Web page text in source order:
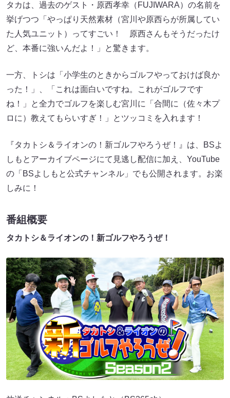
タカは、過去のゲスト・原西孝幸（FUJIWARA）の名前を
挙げつつ「やっぱり天然素材（宮川や原西らが所属してい
た人気ユニット）ってすごい！ 原西さんもそうだったけ
ど、本番に強いんだよ！」と驚きます。
一方、トシは「小学生のときからゴルフやっておけば良か
った！」、「これは面白いですね。これがゴルフです
ね！」と全力でゴルフを楽しむ宮川に「合間に（佐々木プ
ロに）教えてもらいすぎ！」とツッコミを入れます！
『タカトシ＆ライオンの！新ゴルフやろうぜ！』は、BSよ
しもとアーカイブページにて見逃し配信に加え、YouTube
の「BSよしもと公式チャンネル」でも公開されます。お楽
しみに！
番組概要
タカトシ＆ライオンの！新ゴルフやろうぜ！